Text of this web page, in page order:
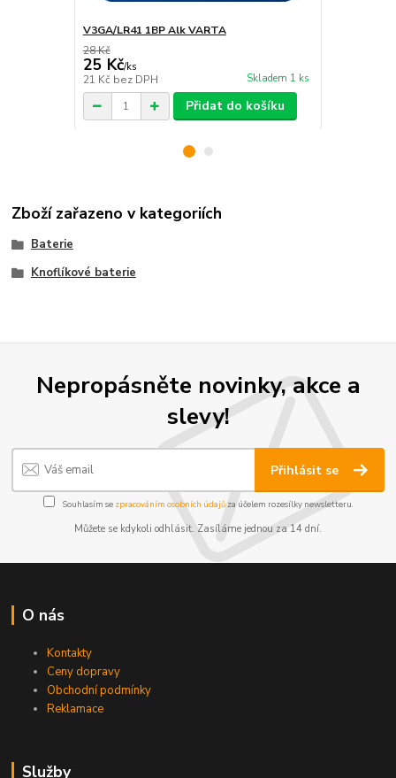
V3GA/LR41 1BP Alk VARTA
28 Kč
25 Kč/ks
21 Kč bez DPH Skladem 1 ks
Přidat do košíku
Zboží zařazeno v kategoriích
Baterie
Knoflíkové baterie
Nepropásněte novinky, akce a
slevy!
Přihlásit se
Souhlasím se zpracováním osobních údajůza účelem rozesílky newsletteru.
Můžete se kdykoli odhlásit. Zasíláme jednou za 14 dní.
O nás
Kontakty
Ceny dopravy
Obchodní podmínky
Reklamace
Služby